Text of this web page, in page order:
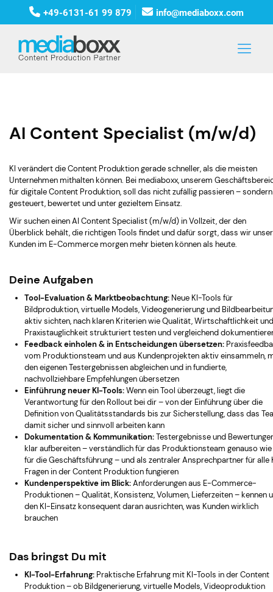
+49-6131-61 99 879 info@mediaboxx.com
AI Content Specialist (m/w/d)
KI verändert die Content Produktion gerade schneller, als die meisten
Unternehmen mithalten können. Bei mediaboxx, unserem
für digitale Content Produktion, soll das nicht zufällig passieren – sondern
gesteuert, bewertet und unter gezieltem Einsatz.
Wir suchen einen AI Content Specialist (m/w/d) in Vollzeit, der den
Überblick behält, die richtigen Tools findet und dafür sorgt, dass wir
Kunden im E-Commerce morgen mehr bieten können als heute.
Deine Aufgaben
Tool-Evaluation & Marktbeobachtung: Neue KI-Tools für
Bildproduktion, virtuelle Models, Videogenerierung und
aktiv sichten, nach klaren Kriterien wie Qualität, Wirtschaftlichkeit und
Praxistauglichkeit strukturiert testen und vergleichend
Feedback einholen & in Entscheidungen übersetzen:
vom Produktionsteam und aus Kundenprojekten aktiv einsammeln,
den eigenen Testergebnissen abgleichen und in fundierte,
nachvollziehbare Empfehlungen übersetzen
Einführung neuer KI-Tools:Wenn ein Tool überzeugt, liegt die
Verantwortung für den Rollout bei dir – von der Einführung über die
Definition von Qualitätsstandards bis zur Sicherstellung, dass das
damit sicher und sinnvoll arbeiten kann
Dokumentation & Kommunikation:Testergebnisse und
klar aufbereiten – verständlich für das Produktionsteam genauso wie
für die Geschäftsführung – und als zentraler Ansprechpartner für alle
Fragen in der Content Produktion fungieren
Kundenperspektive im Blick:Anforderungen aus E-Commerce-
Produktionen – Qualität, Konsistenz, Volumen, Lieferzeiten – kennen
den KI-Einsatz konsequent daran ausrichten, was Kunden wirklich
brauchen
Das bringst Du mit
KI-Tool-Erfahrung: Praktische Erfahrung mit KI-Tools in der Content
Produktion – ob Bildgenerierung, virtuelle Models, Videoproduktion